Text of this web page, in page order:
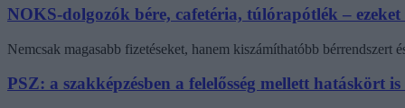
NOKS-dolgozók bére, cafetéria, túlórapótlék –
Nemcsak magasabb fizetéseket, hanem kiszámíthatóbb
PSZ: a szakképzésben a felelősség mellett hatáskört